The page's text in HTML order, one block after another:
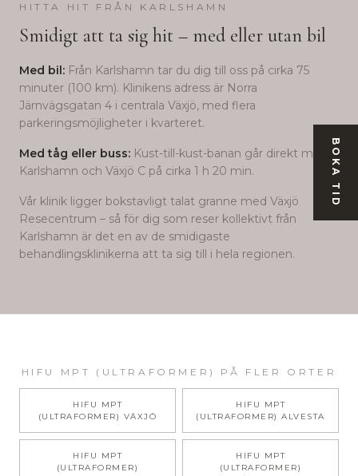
BOKA TID
HITTA HIT FRÅN KARLSHAMN
Smidigt att ta sig hit – med eller utan bil
Med bil: Från Karlshamn tar du dig till oss på cirka 75
minuter (100 km). Klinikens adress är Norra
Järnvägsgatan 4 i centrala Växjö, med flera
parkeringsmöjligheter i kvarteret.
Med tåg eller buss: Kust-till-kust-banan går direkt mellan
Karlshamn och Växjö C på cirka 1 h 20 min.
Vår klinik ligger bokstavligt talat granne med Växjö
Resecentrum – så för dig som reser kollektivt från
Karlshamn är det en av de smidigaste
behandlingsklinikerna att ta sig till i hela regionen.
HIFU MPT (ULTRAFORMER) PÅ FLER ORTER
HIFU MPT
(ULTRAFORMER) VÄXJÖ
HIFU MPT
(ULTRAFORMER) ALVESTA
HIFU MPT
(ULTRAFORMER)
HIFU MPT
(ULTRAFORMER)